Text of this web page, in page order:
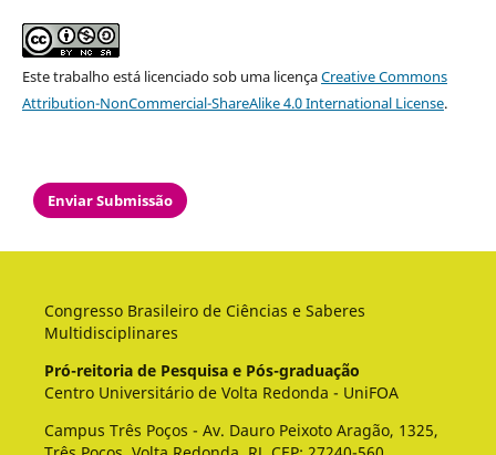
Este trabalho está licenciado sob uma licençaCreative Commons
Attribution-NonCommercial-ShareAlike 4.0 International License.
Enviar Submissão
Congresso Brasileiro de Ciências e Saberes
Multidisciplinares
Pró-reitoria de Pesquisa e Pós-graduação
Centro Universitário de Volta Redonda - UniFOA
Campus Três Poços - Av. Dauro Peixoto Aragão, 1325,